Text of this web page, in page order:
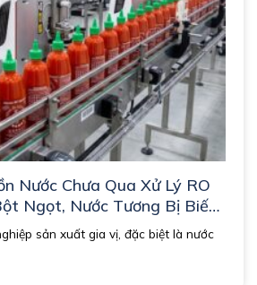
Nước Chưa Qua Xử Lý RO
Ngọt, Nước Tương Bị Biến
sản xuất gia vị, đặc biệt là nước